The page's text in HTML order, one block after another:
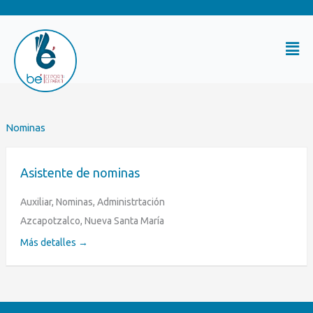
contenido
Nominas
Asistente de nominas
Auxiliar Nominas Administrtación
Azcapotzalco Nueva Santa María
Más detalles